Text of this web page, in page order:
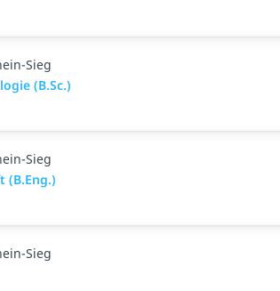
Sieg
(B.Sc.)
Sieg
(B.Eng.)
Sieg